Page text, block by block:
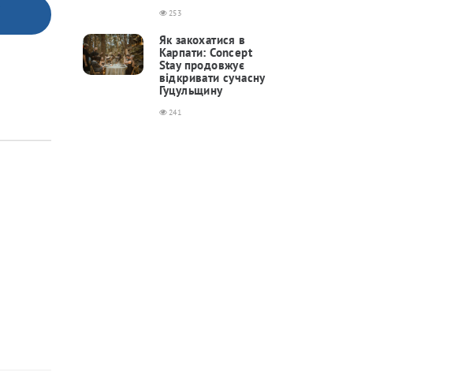
253
Як закохатися в
Карпати: Concept
Stay продовжує
відкривати сучасну
Гуцульщину
241